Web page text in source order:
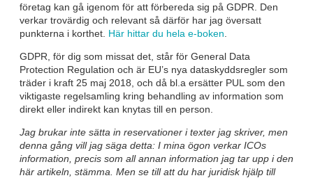
företag kan gå igenom för att förbereda sig på GDPR. Den
verkar trovärdig och relevant så därför har jag översatt
punkterna i korthet. Här hittar du hela e-boken
GDPR, för dig som missat det, står för General Data
Protection Regulation och är EU’s nya dataskyddsregler som
träder i kraft 25 maj 2018, och då bl.a ersätter PUL som den
viktigaste regelsamling kring behandling av information som
direkt eller indirekt kan knytas till en person.
Jag brukar inte sätta in reservationer i texter jag skriver, men
denna gång vill jag säga detta: I mina ögon verkar ICOs
information, precis som all annan information jag tar upp i den
här artikeln, stämma. Men se till att du har juridisk hjälp till